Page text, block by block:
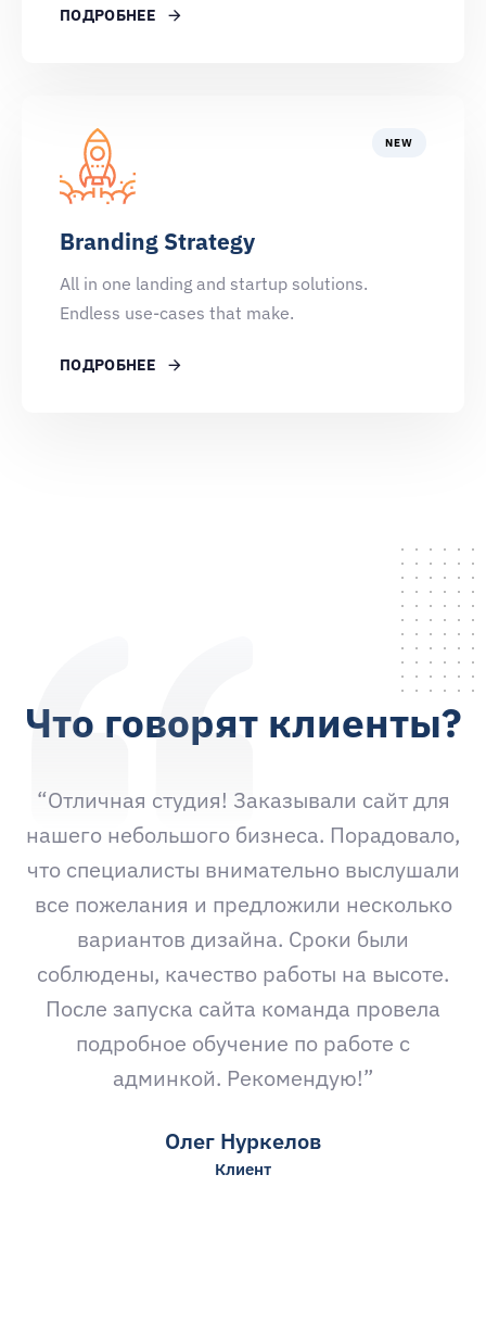
ПОДРОБНЕЕ
NEW
Branding Strategy
All in one landing and startup solutions.
Endless use-cases that make.
ПОДРОБНЕЕ
Что говорят клиенты?
“Отличная студия! Заказывали сайт для
нашего небольшого бизнеса. Порадовало,
что специалисты внимательно выслушали
все пожелания и предложили несколько
вариантов дизайна. Сроки были
соблюдены, качество работы на высоте.
После запуска сайта команда провела
подробное обучение по работе с
админкой. Рекомендую!”
Олег Нуркелов
Клиент